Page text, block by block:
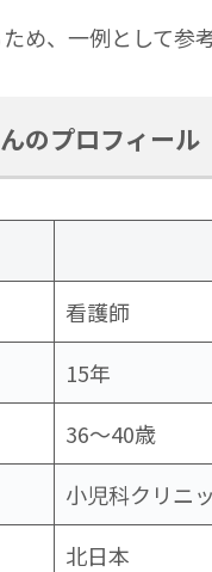
め、一例として参
のプロフィール
看護師
15年
36〜40歳
小児科クリニ
北日本